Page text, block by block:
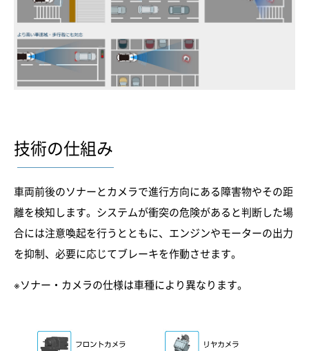
技術の仕組み
車両前後のソナーとカメラで進行方向にある障害物やその距
離を検知します。システムが衝突の危険があると判断した場
合には注意喚起を行うとともに、エンジンやモーターの出力
を抑制、必要に応じてブレーキを作動させます。
※ソナー・カメラの仕様は車種により異なります。